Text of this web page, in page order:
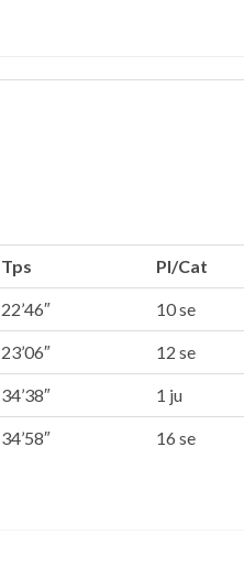
Tps Pl/Cat
22’46″ 10 se
23’06″ 12 se
34’38″ 1 ju
34’58″ 16 se